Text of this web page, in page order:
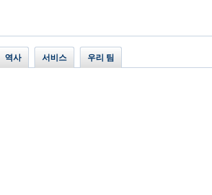
역사 서비스 우리 팀